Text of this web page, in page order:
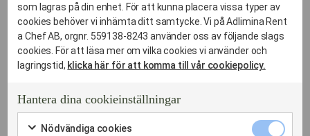
som lagras på din enhet. För att kunna placera vissa typer av
cookies behöver vi inhämta ditt samtycke. Vi på Adlimina Rent
a Chef AB, orgnr. 559138-8243 använder oss av följande slags
cookies. För att läsa mer om vilka cookies vi använder och
lagringstid, klicka här för att komma till vår cookiepolicy.
Hantera dina cookieinställningar
Nödvändiga cookies